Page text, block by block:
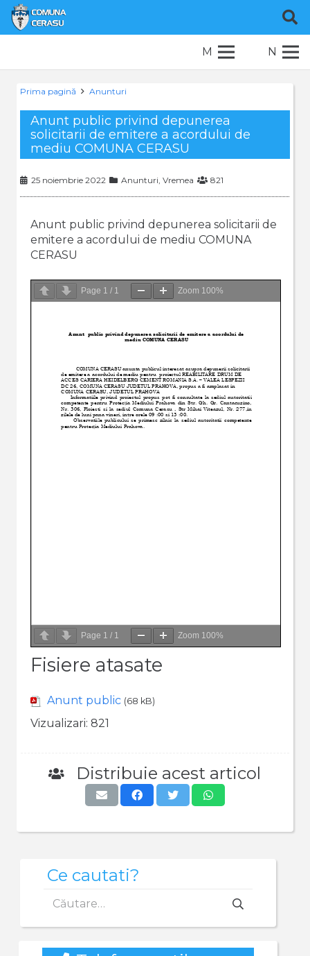
M N
Prima pagină Anunturi
Anunt public privind depunerea
solicitarii de emitere a acordului de
mediu COMUNA CERASU
25 noiembrie 2022 Anunturi, Vremea 821
Anunt public privind depunerea solicitarii de
emitere a acordului de mediu COMUNA
CERASU
Page 1 / 1 Zoom 100%
Page 1 / 1 Zoom 100%
Fisiere atasate
Anunt public (68 kB)
Vizualizari: 821
Distribuie acest articol
Ce cautati?
după: